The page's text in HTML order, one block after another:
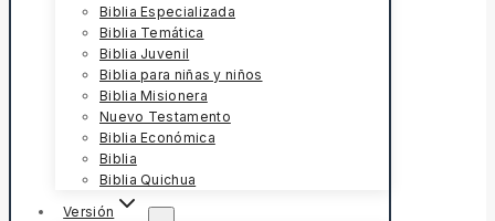
Biblia Especializada
Biblia Temática
Biblia Juvenil
Biblia para niñas y niños
Biblia Misionera
Nuevo Testamento
Biblia Económica
Biblia
Biblia Quichua
Versión